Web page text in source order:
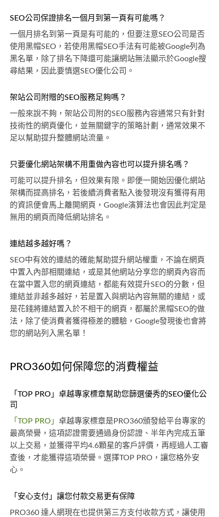
SEO公司保證排名一個月到第一頁有可能嗎？
一個月排名到第一頁是有可能的，但要注意SEO公司是否
使用黑帽SEO，若使用黑帽SEO手法有可能被Google列為
黑名單，除了排名下降還可能讓網站無法顯示於Google搜
尋結果，因此要慎選SEO優化公司。
架站公司附贈的SEO服務足夠嗎？
一般來說不夠，架站公司附的SEO服務內容通常只有針對
技術性的網頁優化，並無關鍵字的策略計劃，通常效果不
足以幫助提升整體網站流量。
只要優化網站架構不用重做內容也可以提升排名嗎？
可能可以提升排名，但效果有限。即便一開始因優化網站
架構而提高排名，若後續消費者點入後發現沒有獲得有用
的資訊便會馬上離開網頁，Google演算法也會因此判定是
無用的網頁而降低網站排名。
連結越多越好嗎？
SEO中有效的連結的確能幫助提升網站權重，不論在網頁
中置入內部相關連結，或是其他網站分享您的網頁內容而
在當中置入您的網頁連結，都能有效提升SEO的分數，但
連結並非越多越好，若是置入與網站內容無關的連結，或
是花錢將連結置入於不相干的網頁，都屬於黑帽SEO的做
法，除了使消費者獲得極差的體驗，Google發現後也會將
您的網站列入黑名單！
PRO360如何保障您的消費權益
「TOP PRO」卓越專家標章幫助您篩選優秀的SEO優化公
司
「TOP PRO」 卓越專家標章是PRO360頒發給平台專家的
最高榮譽，這項認證需要通過身份認證、半年內完成五筆
以上交易，並獲得平均4.6顆星的客戶評價，再經過人工審
查後，才能獲得這項榮譽。選擇TOP PRO，讓您格外安
心。
「安心支付」讓您付款交易更有保障
PRO360 達人網現在也提供第三方支付收款方式，讓使用